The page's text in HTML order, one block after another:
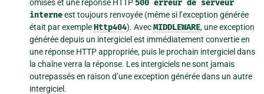
omises et une réponse HTTP500 erreur de serveur
interneest toujours renvoyée (même si l’exception générée
était par exempleHttp404). AvecMIDDLEWARE, une exception
générée depuis un intergiciel est immédiatement convertie en
une réponse HTTP appropriée, puis le prochain intergiciel dans
la chaîne verra la réponse. Les intergiciels ne sont jamais
outrepassés en raison d’une exception générée dans un autre
intergiciel.